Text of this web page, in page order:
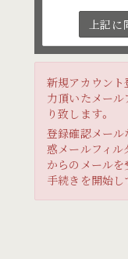
上記に
新規アカウント
力頂いたメー
り致します。
登録確認メール
惑メールフィル
からのメール
手続きを開始し